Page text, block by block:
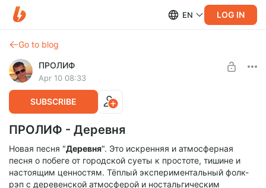
EN LOG IN
Go to blog
ПРОЛИФ
Apr 10 08:33
SUBSCRIBE
ПРОЛИФ - Деревня
Новая песня "Деревня". Это искренняя и атмосферная
песня о побеге от городской суеты к простоте, тишине и
настоящим ценностям. Тёплый экспериментальный фолк-
рэп с деревенской атмосферой и ностальгическим